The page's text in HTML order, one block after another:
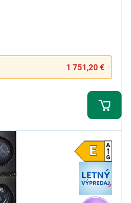
1 751,20 €